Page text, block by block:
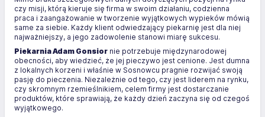
czy misji, którą kieruje się firma w swoim działaniu, codzienna
praca i zaangażowanie w tworzenie wyjątkowych wypieków mówią
same za siebie. Każdy klient odwiedzający piekarnię jest dla niej
najważniejszy, a jego zadowolenie stanowi miarę sukcesu.
Piekarnia Adam Gonsior nie potrzebuje międzynarodowej
obecności, aby wiedzieć, że jej pieczywo jest cenione. Jest dumna
z lokalnych korzeni i właśnie w Sosnowcu pragnie rozwijać swoją
pasję do pieczenia. Niezależnie od tego, czy jest liderem na rynku,
czy skromnym rzemieślnikiem, celem firmy jest dostarczanie
produktów, które sprawiają, że każdy dzień zaczyna się od czegoś
wyjątkowego.